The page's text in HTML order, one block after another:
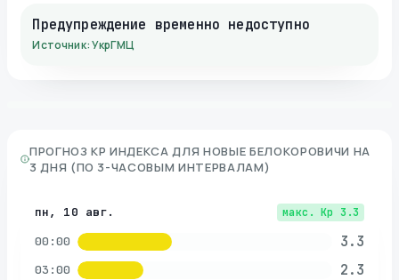
Предупреждение временно недоступно
Источник: УкрГМЦ
ПРОГНОЗ KP ИНДЕКСА ДЛЯ НОВЫЕ БЕЛОКОРОВИЧИ НА
3 ДНЯ (ПО 3-ЧАСОВЫМ ИНТЕРВАЛАМ)
пн, 10 авг. макс. Kp 3.3
00:00 3.3
03:00 2.3